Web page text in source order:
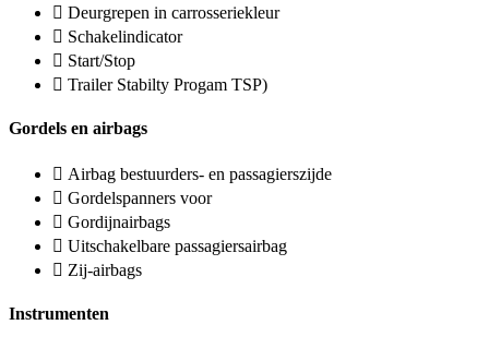
Deurgrepen in carrosseriekleur
Schakelindicator
Start/Stop
Trailer Stabilty Progam TSP)
Gordels en airbags
Airbag bestuurders- en passagierszijde
Gordelspanners voor
Gordijnairbags
Uitschakelbare passagiersairbag
Zij-airbags
Instrumenten